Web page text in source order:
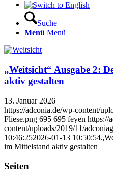
Suche
Menü Menü
„Weitsicht“ Ausgabe 2:
aktiv gestalten
13. Januar 2026
https://adconia.de/wp-content/
Fliese.png 695 695 feyen https://
content/uploads/2019/11/
10:46:252026-01-13 10:50:54
im Mittelstand aktiv gestalten
Seiten